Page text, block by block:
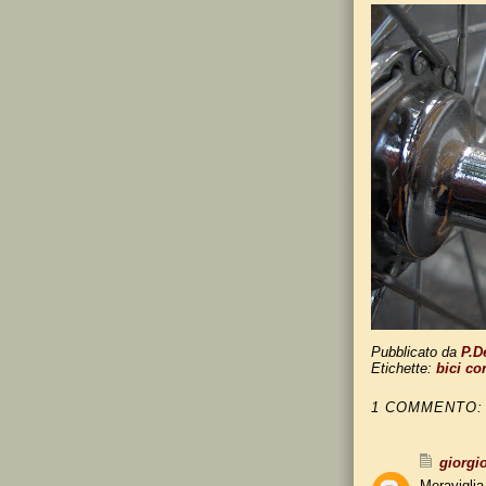
Pubblicato da
Etichette: bici
1 COMMENTO: